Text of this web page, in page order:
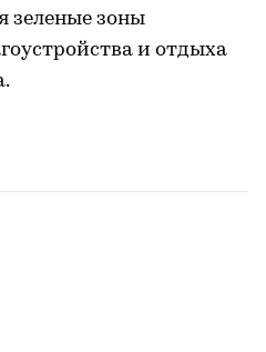
зеленые зоны
и отдыха